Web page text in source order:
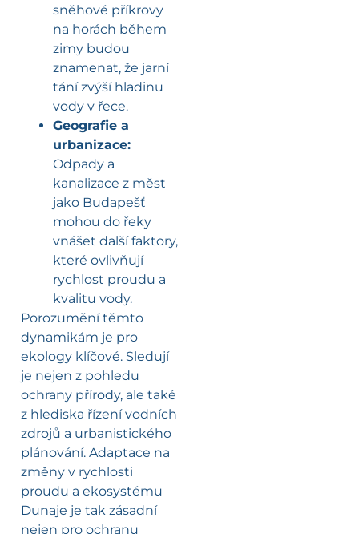
sněhové příkrovy
na horách během
zimy budou
znamenat, že jarní
tání zvýší hladinu
vody v řece.
Geografie a
urbanizace:
Odpady a
kanalizace z měst
jako Budapešť
mohou do řeky
vnášet další faktory,
které ovlivňují
rychlost proudu a
kvalitu vody.
Porozumění těmto
dynamikám je pro
ekology klíčové. Sledují
je nejen z pohledu
ochrany přírody, ale také
z hlediska řízení vodních
zdrojů a urbanistického
plánování. Adaptace na
změny v rychlosti
proudu a ekosystému
Dunaje je tak zásadní
nejen pro ochranu